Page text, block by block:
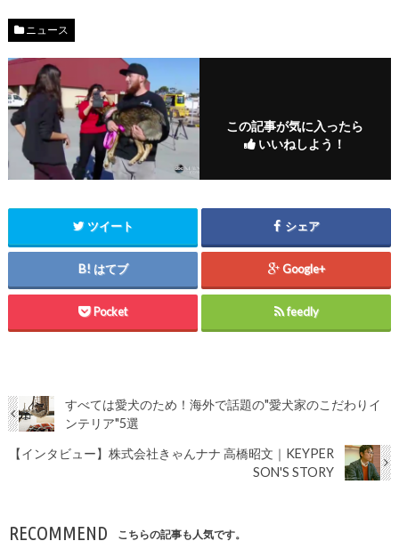
ニュース
この記事が気に入ったら
いいねしよう！
ツイート シェア
はてブ Google+
Pocket feedly
すべては愛犬のため！海外で話題の"愛犬家のこだわりイ
ンテリア"5選
【インタビュー】株式会社きゃんナナ 高橋昭文｜KEYPER
SON'S STORY
RECOMMEND こちらの記事も人気です。